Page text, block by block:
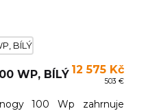
WP, BÍLÝ 12 575 Kč
503 €
100 Wp zahrnuje